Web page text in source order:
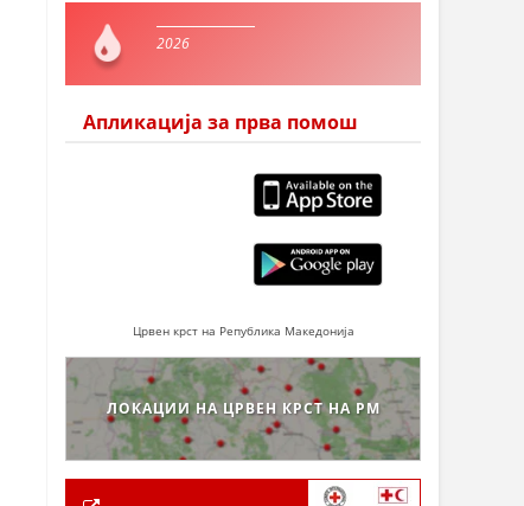
2026
Апликација за прва помош
Црвен крст на Република Македонија
ЛОКАЦИИ НА ЦРВЕН КРСТ НА РМ